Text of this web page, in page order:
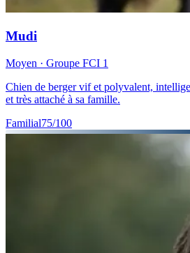
Mudi
Moyen · Groupe FCI 1
Chien de berger vif et polyvalent,
et très attaché à sa famille.
Familial75/100